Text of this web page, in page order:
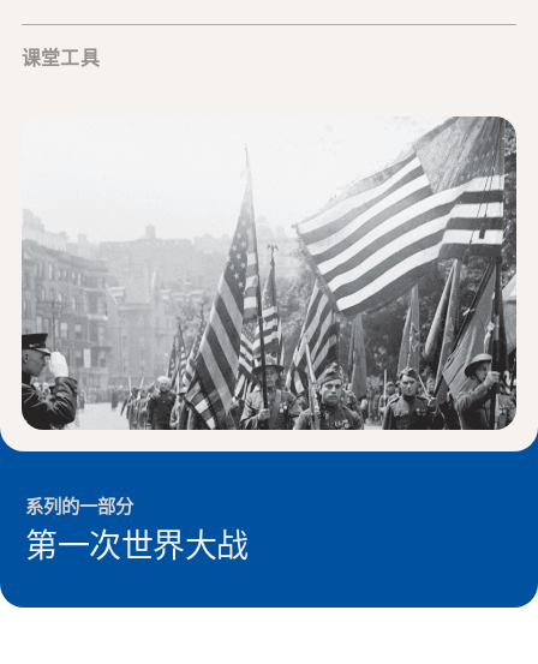
参与其中
课堂工具
系列的一部分
第一次世界大战